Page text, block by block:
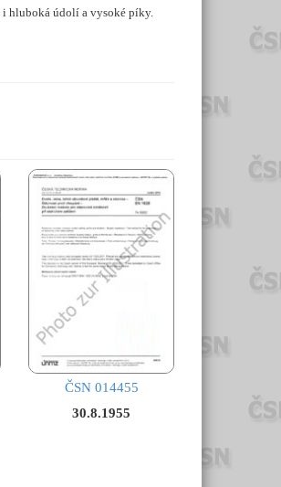
i hluboká údolí a vysoké píky.
ČSN 014455
30.8.1955